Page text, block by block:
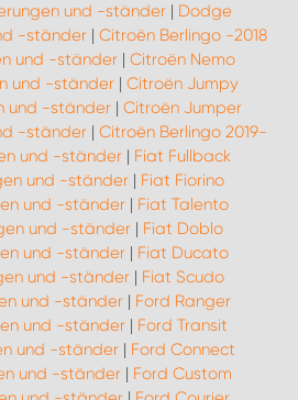
und -ständer | Dodge
-ständer| Citroën Berlingo -2018
und -ständer | Citroën Nemo
und -ständer | Citroën Jumpy
und -ständer | Citroën Jumper
-ständer| Citroën Berlingo 2019-
und -ständer | Fiat Fullback
und -ständer | Fiat Fiorino
und -ständer| Fiat Talento
und -ständer| Fiat Doblo
und -ständer| Fiat Ducato
und -ständer| Fiat Scudo
und -ständer| Ford Ranger
und -ständer | Ford Transit
und -ständer| Ford Connect
und -ständer | Ford Custom